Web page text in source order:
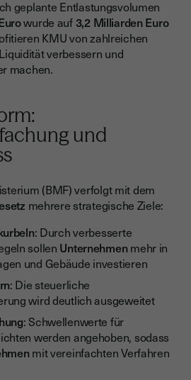
geplante Entlastungsvolumen
wurde auf 3,2 Milliarden Euro
KMU von zahlreichen
verbessern und
machen.
und
(BMF) verfolgt mit dem
mehrere strategische Ziele:
: Durch verbesserte
sollen Unternehmenmehr in
und Gebäude investieren
: Die steuerliche
wird deutlich ausgeweitet
: Schwellenwerte für
werden angehoben, sodass
mit vereinfachten Verfahren